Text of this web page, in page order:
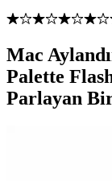
Mac
Palette
Parlayan Bir